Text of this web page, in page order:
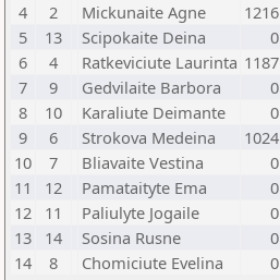
4
2 Mickunaite Agne 1216
5
13 Scipokaite Deina 0
6
4 Ratkeviciute Laurinta 1187
7
9 Gedvilaite Barbora 0
8
10 Karaliute Deimante 0
9
6 Strokova Medeina 1024
10
7 Bliavaite Vestina 0
11
12 Pamataityte Ema 0
12
11 Paliulyte Jogaile 0
13
14 Sosina Rusne 0
14
8 Chomiciute Evelina 0